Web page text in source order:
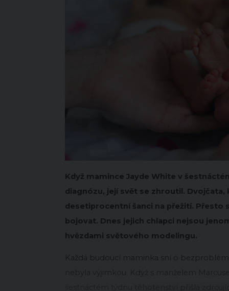
Když mamince Jayde White v
diagnózu, její svět se zhroutil.
desetiprocentní šanci na přežití. Přesto
bojovat. Dnes jejich chlapci nejsou
hvězdami světového modelingu.
Každá budoucí maminka sní o